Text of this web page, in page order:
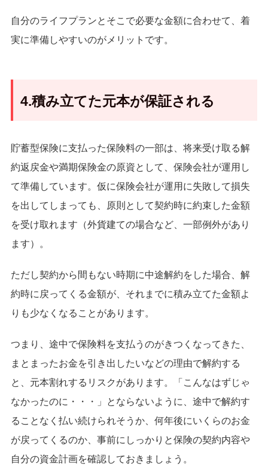
自分のライフプランとそこで必要な金額に合わせて、着
実に準備しやすいのがメリットです。
4.積み立てた元本が保証される
貯蓄型保険に支払った保険料の一部は、将来受け取る解
約返戻金や満期保険金の原資として、保険会社が運用し
て準備しています。仮に保険会社が運用に失敗して損失
を出してしまっても、原則として契約時に約束した金額
を受け取れます（外貨建ての場合など、一部例外があり
ます）。
ただし契約から間もない時期に中途解約をした場合、解
約時に戻ってくる金額が、それまでに積み立てた金額よ
りも少なくなることがあります。
つまり、途中で保険料を支払うのがきつくなってきた、
まとまったお金を引き出したいなどの理由で解約する
と、元本割れするリスクがあります。「こんなはずじゃ
なかったのに・・・」とならないように、途中で解約す
ることなく払い続けられそうか、何年後にいくらのお金
が戻ってくるのか、事前にしっかりと保険の契約内容や
自分の資金計画を確認しておきましょう。